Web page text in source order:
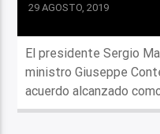
29 AGOSTO, 2019
El presidente Sergio
ministro Giuseppe
acuerdo alcanzado